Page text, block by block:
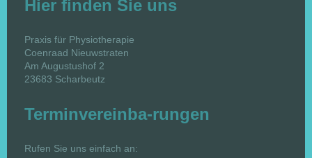
Hier finden Sie uns
Praxis für Physiotherapie
Coenraad Nieuwstraten
Am Augustushof 2
23683 Scharbeutz
Terminvereinba-rungen
Rufen Sie uns einfach an: